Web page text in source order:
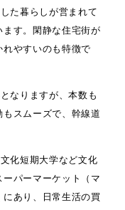
た暮らしが営まれて
ます。閑静な住宅街が
やすいのも特徴で
なりますが、本数も
スムーズで、幹線道
化短期大学など文化
パーマーケット（マ
あり、日常生活の買